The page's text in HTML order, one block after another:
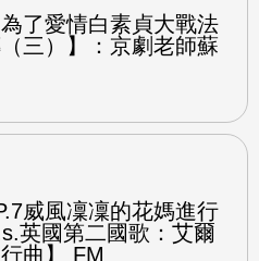
為了愛情白素貞大戰法
三）】：京劇老師蘇
威風凜凜的花媽進行
英國第二國歌：艾爾
曲】 FM